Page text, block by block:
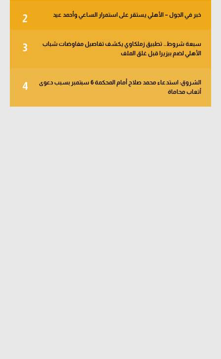
2 خبر في الجول – الأهلي يستقر على استمرار الساعي وأحمد عيد
3
سبعة شروط.. تطبيق زملكاوي يكشف تفاصيل مفاوضات شباب
الأهلي لضم بيزيرا قبل غلق الملف
4
الشروق: استدعاء محمد صلاح أمام المحكمة 6 سبتمبر بسبب دعوى
أتعاب محاماة